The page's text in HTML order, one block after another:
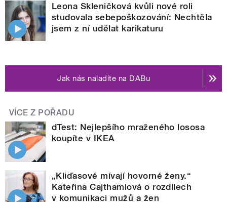
Leona Skleničková kvůli nové roli
studovala sebepoškozování: Nechtěla
jsem z ní udělat karikaturu
Jak nás naladíte na DABu
VÍCE Z POŘADU
dTest: Nejlepšího mraženého lososa
koupíte v IKEA
„Kliďasové mívají hovorné ženy.“
Kateřina Cajthamlová o rozdílech
v komunikaci mužů a žen